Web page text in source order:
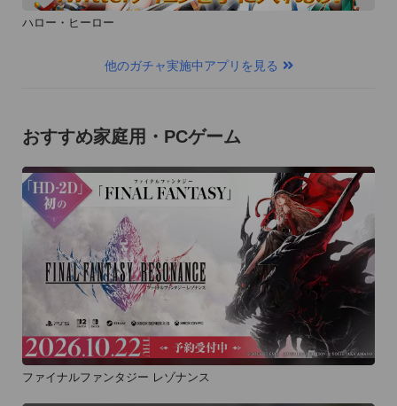
ハロー・ヒーロー
他のガチャ実施中アプリを見る
おすすめ家庭用・PCゲーム
ファイナルファンタジー レゾナンス